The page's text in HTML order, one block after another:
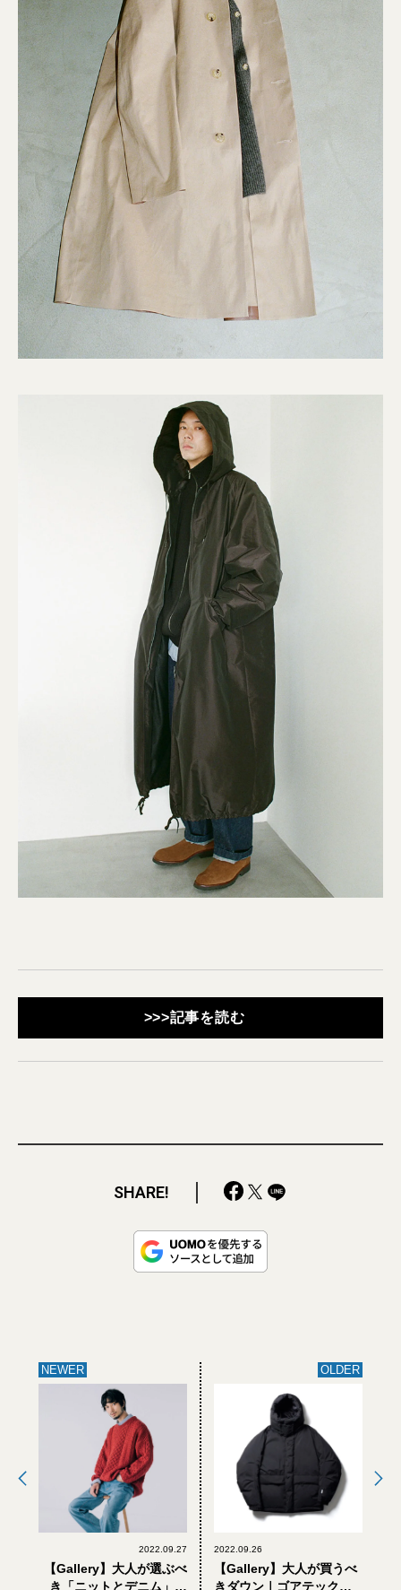
>>>記事を読む
SHARE!
NEWER
2022.09.27
【Gallery】大人が選ぶべ
き「ニットとデニム」の
OLDER
2022.09.26
【Gallery】大人が買うべ
きダウン｜ゴアテックス